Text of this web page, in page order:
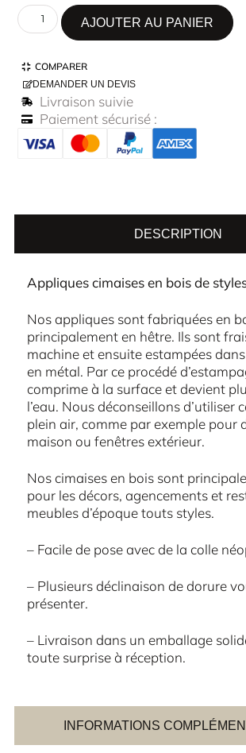
AJOUTER AU PANIER
COMPARER
DEMANDER UN DEVIS
Livraison suivie
Paiement sécurisé :
DESCRIPTION
INFORMATIONS
Appliques cimaises en bois de
Nos appliques sont fabriquées en
principalement en hêtre. Ils sont
machine et ensuite estampées
en métal. Par ce procédé
comprime à la surface et devient
l’eau. Nous déconseillons d’utiliser
plein air, comme par exemple pour
maison ou fenêtres extérieur.
Nos cimaises en bois sont
pour les décors, agencements et
meubles d’époque touts styles.
– Facile de pose avec de la colle
– Plusieurs déclinaison de dorure
présenter.
– Livraison dans un emballage
toute surprise à réception.